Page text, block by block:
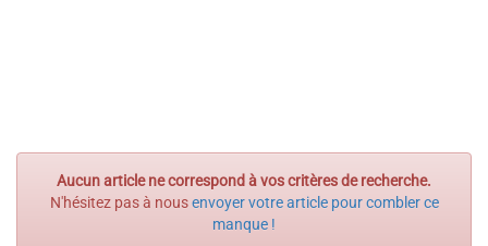
Aucun article ne correspond à vos critères de recherche.
N'hésitez pas à nousenvoyer votre article pour combler ce
manque !